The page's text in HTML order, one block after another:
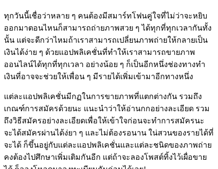
ทุกวันนี้เชื่อว่าหลาย ๆ คนต้องมีสมาร์ทโฟนคู่ใจที่ไม่ว่าจะหยิบ
ออกมาตอนไหนก็สามารถถ่ายภาพสวย ๆ ได้ทุกที่ทุกเวลากันทั้ง
นั้น แต่จะดีกว่าไหมถ้าเราสามารถเปลี่ยนภาพถ่ายให้กลายเป็น
เงินได้ง่าย ๆ ด้วยแอปพลิเคชั่นที่ทำให้เราสามารถขายภาพ
ออนไลน์ได้ทุกที่ทุกเวลา อย่างน้อย ๆ ก็เป็นอีกหนึ่งช่องทางทำ
เงินที่อาจจะช่วยให้เพื่อน ๆ มีรายได้เพิ่มเข้ามาอีกทางหนึ่ง
แต่ละแอปพลิเคชั่นมีกฏในการขายภาพที่แตกต่างกัน รวมถึง
เกณฑ์การสมัครด้วยนะ แนะนำว่าให้อ่านกกอย่างละเอียด รวม
ถึงวิธีสมัครอย่างละเอียดเพื่อให้เข้าใจก่อนจะทำการสมัครนะ
จะได้สมัครผ่านได้ง่ยา ๆ และไม่ต้องรอนาน ใน่สวนของรายได้ที่
จะได้ ก็ขึ้นอยู่กับแต่ละแอปพลิเคชั่นและแต่ละชนิดของภาพถ่าย
คงต้องไปศึกษาเพิ่มเติมกันอีก แต่ถ้าจะลองโพสต์ทิ้งไว้เผื่อขาย